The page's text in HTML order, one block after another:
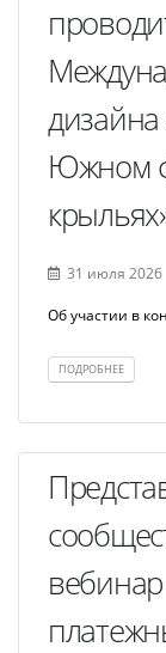
Южном
31 июля 2026
Об участии в
ПОДРОБНЕЕ